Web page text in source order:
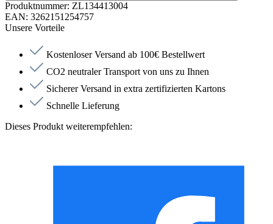
Produktnummer: ZL134413004
EAN: 3262151254757
Unsere Vorteile
Kostenloser Versand ab 100€ Bestellwert
CO2 neutraler Transport von uns zu Ihnen
Sicherer Versand in extra zertifizierten Kartons
Schnelle Lieferung
Dieses Produkt weiterempfehlen: